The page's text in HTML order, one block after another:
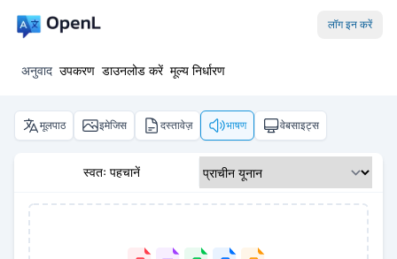
लॉग इन करें
अनुवाद उपकरण डाउनलोड करें मूल्य निर्धारण
मूलपाठ इमेजिस दस्तावेज़ भाषण वेबसाइट्स
स्वतः पहचानें